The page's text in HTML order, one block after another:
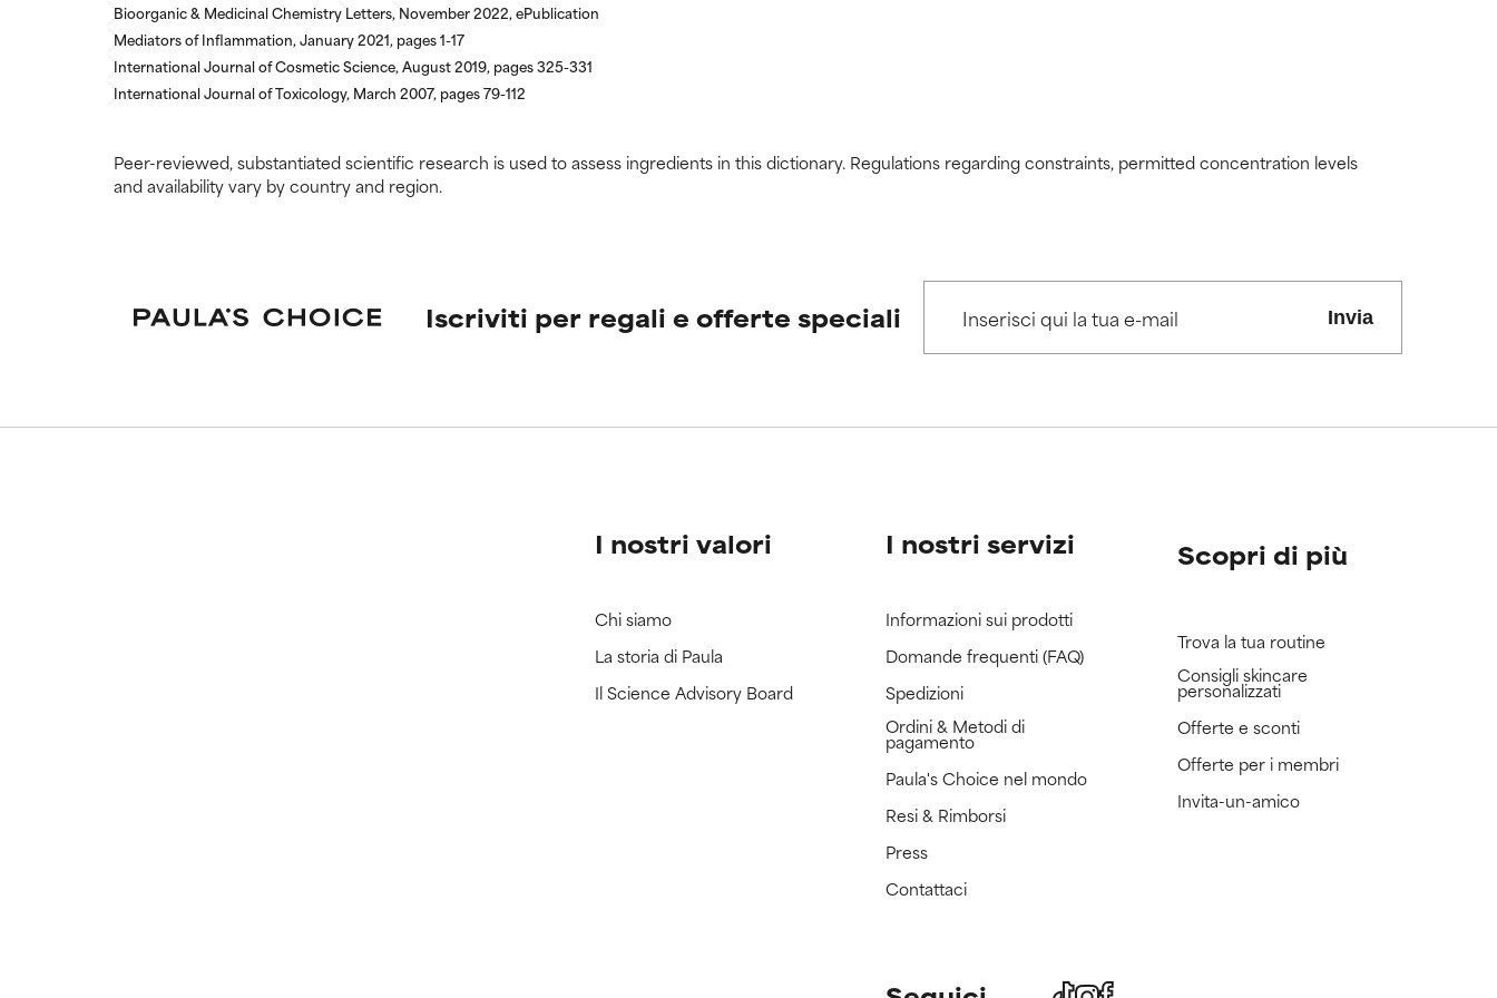
Bioorganic & Medicinal Chemistry Letters, November 2022, ePublication
Mediators of Inflammation, January 2021, pages 1-17
International Journal of Cosmetic Science, August 2019, pages 325-331
International Journal of Toxicology, March 2007, pages 79-112
Peer-reviewed, substantiated scientific research is used to assess ingredients in this dictionary. Regulations regarding constraints, permitted concentration levels
and availability vary by country and region.
Iscriviti per regali e offerte speciali Invia
I nostri valori
Chi siamo
La storia di Paula
Il Science Advisory Board
I nostri servizi
Informazioni sui prodotti
Domande frequenti (FAQ)
Spedizioni
Ordini & Metodi di
pagamento
Paula's Choice nel mondo
Resi & Rimborsi
Press
Contattaci
Scopri di più
Trova la tua routine
Consigli skincare
personalizzati
Offerte e sconti
Offerte per i membri
Invita-un-amico